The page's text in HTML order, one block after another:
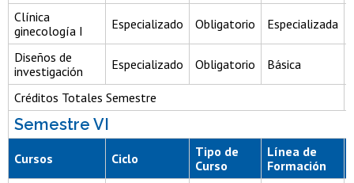
Clínica
ginecología I
Especializado Obligatorio Especializada
Diseños de
investigación
Especializado Obligatorio Básica
Créditos Totales Semestre
Semestre VI
Cursos Ciclo
Tipo de
Curso
Línea de
Formación